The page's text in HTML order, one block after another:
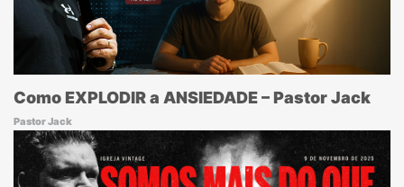
Como EXPLODIR a ANSIEDADE – Pastor Jack
Pastor Jack